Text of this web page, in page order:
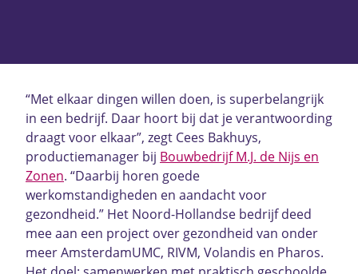
“Met elkaar dingen willen doen, is superbelangrijk
in een bedrijf. Daar hoort bij dat je verantwoording
draagt voor elkaar”, zegt Cees Bakhuys,
productiemanager bij Bouwbedrijf M.J. de Nijs en
Zonen. “Daarbij horen goede
werkomstandigheden en aandacht voor
gezondheid.” Het Noord-Hollandse bedrijf deed
mee aan een project over gezondheid van onder
meer AmsterdamUMC, RIVM, Volandis en Pharos.